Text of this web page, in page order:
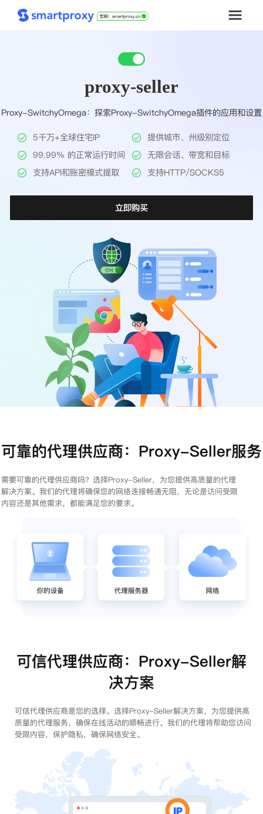
解决方案
工具
帮助中心
proxy-seller
Proxy-SwitchyOmega：探索Proxy-SwitchyOmega插件的应用和设置
5千万+全球住宅IP
提供城市、州级别定位
99.99% 的正常运行时间
无限会话、带宽和目标
支持API和账密模式提取
支持HTTP/SOCKS5
立即购买
可靠的代理供应商：Proxy-Seller服务
需要可靠的代理供应商吗？选择Proxy-Seller，为您提供高质量的代理
解决方案。我们的代理将确保您的网络连接畅通无阻，无论是访问受限
内容还是其他需求，都能满足您的要求。
可信代理供应商：Proxy-Seller解
决方案
可信代理供应商是您的选择。选择Proxy-Seller解决方案，为您提供高
质量的代理服务，确保在线活动的顺畅进行。我们的代理将帮助您访问
受限内容，保护隐私，确保网络安全。